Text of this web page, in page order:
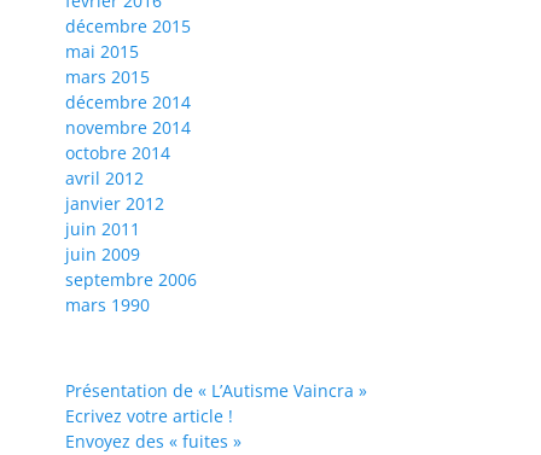
décembre 2015
mai 2015
mars 2015
décembre 2014
novembre 2014
octobre 2014
avril 2012
janvier 2012
juin 2011
juin 2009
septembre 2006
mars 1990
Présentation de « L’Autisme Vaincra »
Ecrivez votre article !
Envoyez des « fuites »